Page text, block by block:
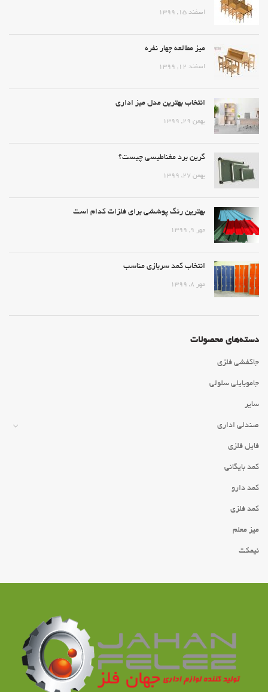
اسفند ۱۵, ۱۳۹۹
میز مطالعه چهار نفره
اسفند ۱۲, ۱۳۹۹
انتخاب بهترین مدل میز اداری
بهمن ۲۹, ۱۳۹۹
گرین برد مغناطیسی چیست؟
بهمن ۲۷, ۱۳۹۹
بهترین رنگ پوششی برای فلزات کدام است
مهر ۹, ۱۳۹۹
انتخاب کمد سربازی مناسب
مهر ۸, ۱۳۹۹
دسته‌های محصولات
جاکفشی فلزی
جاموبایلی سلولی
سایر
صندلی اداری
فایل فلزی
کمد بایگانی
کمد دارو
کمد فلزی
میز معلم
نیمکت